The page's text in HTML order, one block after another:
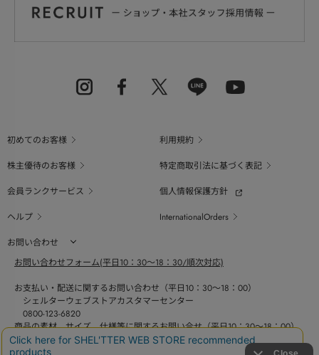
初めてのお客様
利用規約
株主優待のお客様
特定商取引法に基づく表記
会員ランクサービス
個人情報保護方針
ヘルプ
InternationalOrders
お問い合わせ
お問い合わせフォーム(平日10：30～18：30/順次対応)
お支払い・配送に関するお問い合わせ（平日10：30～18：00）
シェルターウェブストアカスタマーセンター
0800-123-6820
商品の素材、サイズ、仕様等に関するお問い合せ（平日10：30～18：00）
バロックジャパンリミテッドコールセンター
03-6730-9191